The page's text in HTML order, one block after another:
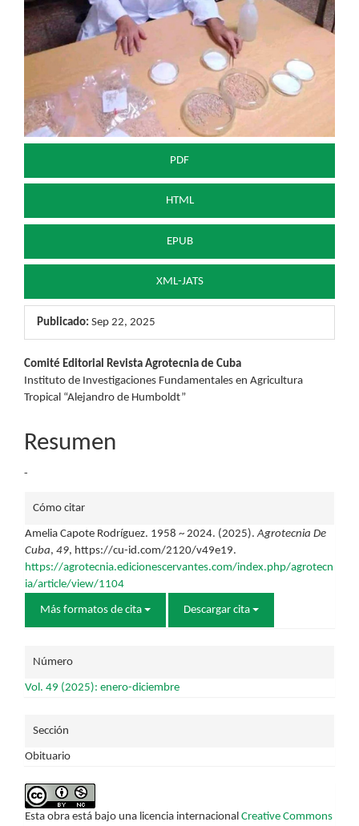
PDF
HTML
EPUB
XML-JATS
Publicado: Sep 22, 2025
Contenido
principal
artículo
Comité Editorial Revista Agrotecnia de Cuba
Instituto de Investigaciones Fundamentales en Agricultura
Tropical “Alejandro de Humboldt”
Resumen
-
Detalles
del
artículo
Cómo citar
Amelia Capote Rodríguez. 1958 ~ 2024. (2025).Agrotecnia De
Cuba, 49, https://cu-id.com/2120/v49e19.
https://agrotecnia.edicionescervantes.com/index.php/agrotecn
ia/article/view/1104
Más formatos de cita Descargar cita
Número
Vol. 49 (2025): enero-diciembre
Sección
Obituario
Esta obra está bajo una licencia internacional Creative Commons